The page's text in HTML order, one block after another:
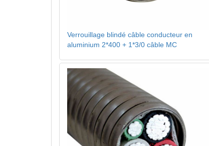
Verrouillage blindé câble conducteur en
aluminium 2*400 + 1*3/0 câble MC